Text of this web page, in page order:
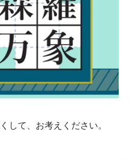
して、お考えください。